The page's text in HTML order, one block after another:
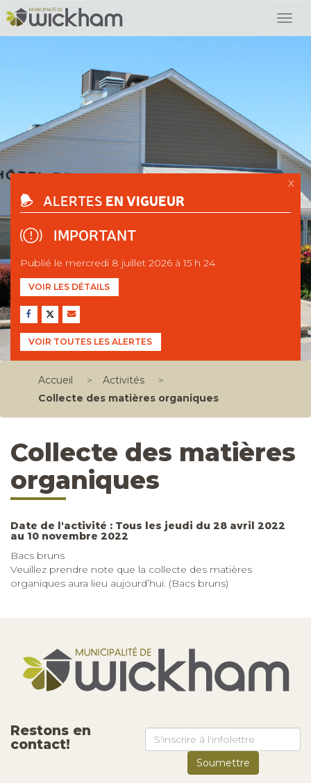
X
ALERTES EN VIGUEUR
IMPORTANT
Publié le mercredi 8 juillet 2026 à 15 h 24
VOIR LES DÉTAILS
VOIR TOUTES LES ALERTES
Accueil > Activités
>
Collecte des matières organiques
Collecte des matières
organiques
Date de l'activité : Tous les jeudi du 28 avril 2022
au 10 novembre 2022
Bacs bruns
Veuillez prendre note que la collecte des matières
organiques aura lieu aujourd’hui. (Bacs bruns)
Restons en
contact!